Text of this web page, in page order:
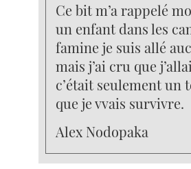
Ce bit m’a rappelé
un enfant dans les
famine je suis allé
mais j’ai cru que
c’était seulement un
que je vvais survivre.
Alex Nodopaka